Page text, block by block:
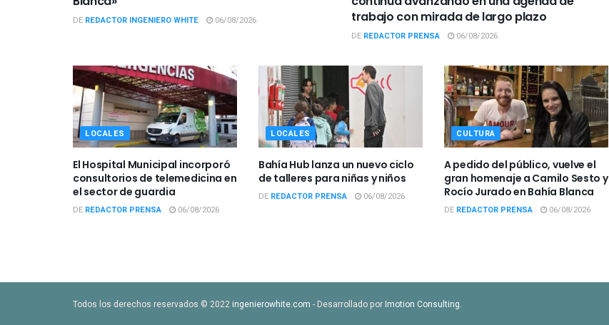
DE REDACTOR INGENIERO WHITE 06/08/2026
trabajo con mirada de largo plazo
DE REDACTOR PRENSA 06/08/2026
LOCALES
El Hospital Municipal incorporó
consultorios de telemedicina en
el sector de guardia
DE REDACTOR PRENSA 06/08/2026
LOCALES
Bahía Hub lanza un nuevo ciclo
de talleres para niñas y niños
DE REDACTOR PRENSA 06/08/2026
CULTURA
A pedido del público, vuelve el
gran homenaje a Camilo Sesto y
Rocío Jurado en Bahía Blanca
DE REDACTOR PRENSA 06/08/2026
Todos los derechos reservados © 2022ingenierowhite.com - Desarrollado porImotion Consulting.